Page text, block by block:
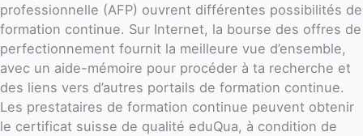
professionnelle (AFP) ouvrent différentes possibilités de
formation continue. Sur Internet, la bourse des offres de
perfectionnement fournit la meilleure vue d’ensemble,
avec un aide-mémoire pour procéder à ta recherche et
des liens vers d’autres portails de formation continue.
Les prestataires de formation continue peuvent obtenir
le certificat suisse de qualité eduQua, à condition de